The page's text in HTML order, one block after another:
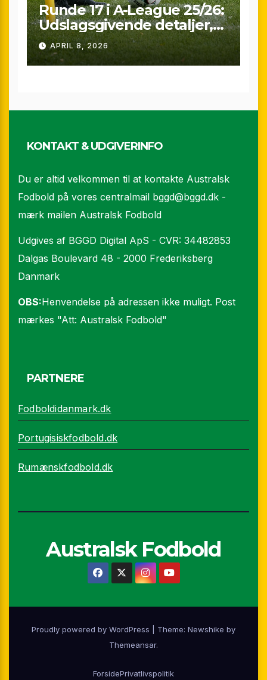
Runde 17 i A-League 25/26:
Udslagsgivende detaljer,
sene scoringer og VAR-
drama
APRIL 8, 2026
KONTAKT & UDGIVERINFO
Du er altid velkommen til at kontakte Australsk
Fodbold på vores centralmail bggd@bggd.dk -
mærk mailen Australsk Fodbold
Udgives af BGGD Digital ApS - CVR: 34482853
Dalgas Boulevard 48 - 2000 Frederiksberg
Danmark
OBS:Henvendelse på adressen ikke muligt. Post
mærkes "Att: Australsk Fodbold"
PARTNERE
Fodboldidanmark.dk
Portugisiskfodbold.dk
Rumænskfodbold.dk
Australsk Fodbold
Proudly powered by WordPress Theme: Newshike by
Themeansar.
ForsidePrivatlivspolitik